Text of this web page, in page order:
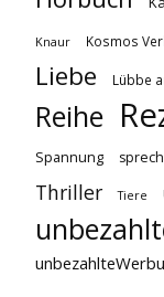
Knaur Kosmos
Liebe Lübbe
Reihe
Spannung
Thriller Tiere